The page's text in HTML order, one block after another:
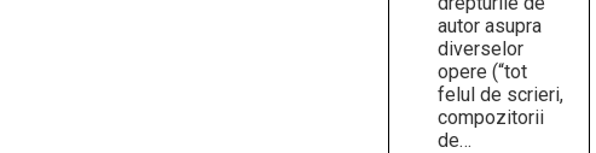
autor asupra
diverselor
opere (“tot
felul de scrieri,
compozitorii
de…